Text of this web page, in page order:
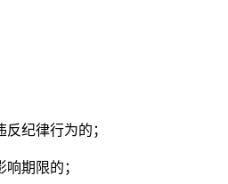
纪律行为的；
期限的；